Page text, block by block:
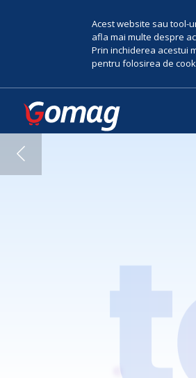
Acest website sau tool-
afla mai multe despre
Prin inchiderea acestui
pentru folosirea de